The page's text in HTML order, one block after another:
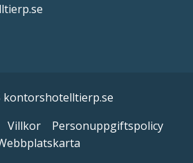
kontorshotelltierp.se
Villkor
Personuppgiftspolicy